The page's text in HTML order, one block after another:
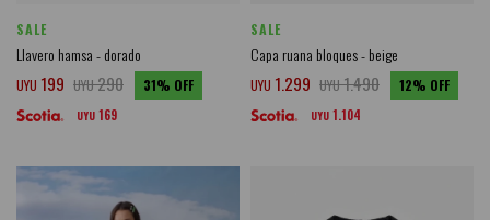
SALE
Llavero hamsa - dorado
UYU 199 UYU290 31
UYU 169
SALE
Capa ruana bloques - beige
UYU 1.299 UYU1.490 12
UYU 1.104